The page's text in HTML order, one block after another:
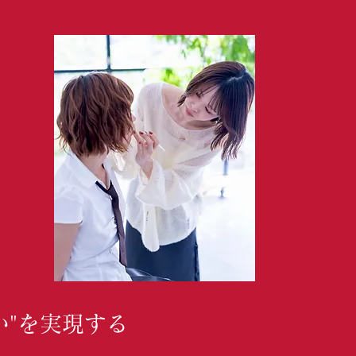
"を実現する